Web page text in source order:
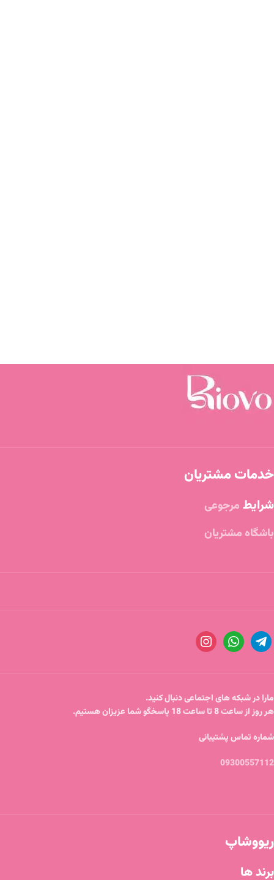
خدمات مشتریان
شرایط مرجوعی
باشگاه مشتریان
مارا در شبکه های اجتماعی دنبال کنید.
هر روز از ساعت 8 تا ساعت 18 پاسخگو شما عزیزان هستیم.
شماره تماس پشتیبانی
09300557112
ریووشاپ
برند ها